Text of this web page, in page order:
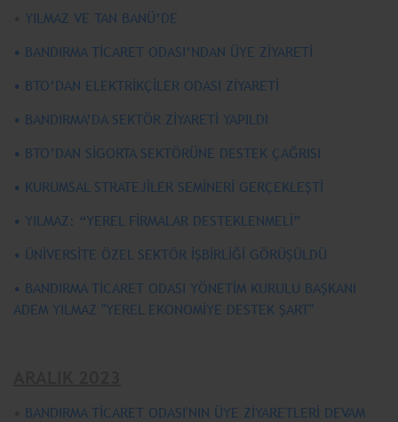
YILMAZ VE TAN BANÜ’DE
• BANDIRMA TİCARET ODASI’NDAN ÜYE ZİYARETİ
• BTO’DAN ELEKTRİKÇİLER ODASI ZİYARETİ
• BANDIRMA’DA SEKTÖR ZİYARETİ YAPILDI
• BTO’DAN SİGORTA SEKTÖRÜNE DESTEK ÇAĞRISI
• KURUMSAL STRATEJİLER SEMİNERİ GERÇEKLEŞTİ
• YILMAZ: “YEREL FİRMALAR DESTEKLENMELİ”
• ÜNİVERSİTE ÖZEL SEKTÖR İŞBİRLİĞİ GÖRÜŞÜLDÜ
• BANDIRMA TİCARET ODASI YÖNETİM KURULU BAŞKANI
ADEM YILMAZ "YEREL EKONOMİYE DESTEK ŞART"
BANDIRMA TİCARET ODASI'NIN ÜYE ZİYARETLERİ DEVAM